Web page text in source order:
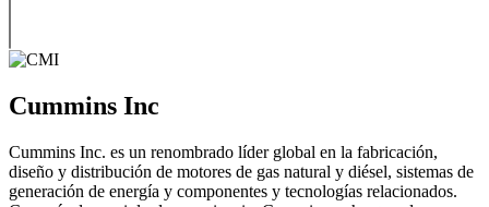
Cummins Inc
Cummins Inc. es un renombrado líder global en la fabricación,
diseño y distribución de motores de gas natural y diésel, sistemas de
generación de energía y componentes y tecnologías relacionados.